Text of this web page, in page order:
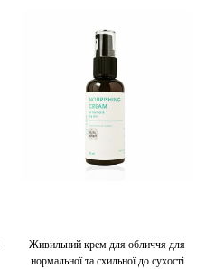
Живильний крем для обличчя для
нормальної та схильної до сухості